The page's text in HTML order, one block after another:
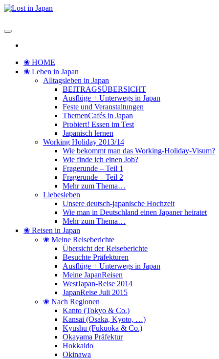
Zum
❀ HOME
❀ Leben in Japan
Alltagsleben in Japan
BEITRAGSÜBERSICHT
Ausflüge + Unterwegs in Japan
Feste und Veranstaltungen
ThemenCafés in Japan
Probiert! Essen im Test
Japanisch lernen
Working Holiday 2013/14
Wie bekommt man das Working-Holiday-Visum?
Wie finde ich einen Job?
Fragerunde – Teil 1
Fragerunde – Teil 2
Mehr zum Thema…
Liebesleben
Unsere deutsch-japanische Hochzeit
Wie man in Deutschland einen Japaner heiratet
Mehr zum Thema…
❀ Reisen in Japan
❀ Meine Reiseberichte
Übersicht der Reiseberichte
Besuchte Präfekturen
Ausflüge + Unterwegs in Japan
Meine JapanReisen
WestJapan-Reise 2014
JapanReise Juli 2015
❀ Nach Regionen
Kanto (Tokyo & Co.)
Kansai (Osaka, Kyoto, …)
Kyushu (Fukuoka & Co.)
Okayama Präfektur
Hokkaido
Okinawa